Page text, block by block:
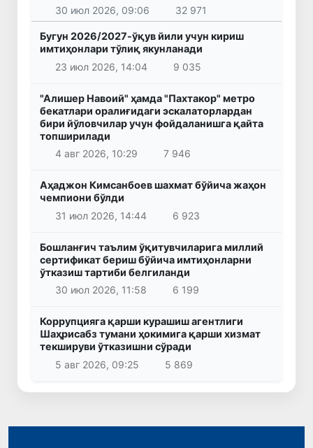
30 июл 2026, 09:06 32 971
Бугун 2026/2027-ўқув йили учун кириш
имтиҳонлари тўлиқ якунланади
23 июл 2026, 14:04
9 035
"Алишер Навоий" ҳамда "Пахтакор" метро
бекатлари оралиғидаги эскалаторлардан
бири йўловчилар учун фойдаланишга қайта
топширилади
4 авг 2026, 10:29
7 946
Аҳаджон Кимсанбоев шахмат бўйича жаҳон
чемпиони бўлди
31 июл 2026, 14:44
6 923
Бошланғич таълим ўқитувчиларига миллий
сертификат бериш бўйича имтиҳонларни
ўтказиш тартиби белгиланди
30 июл 2026, 11:58
6 199
Коррупцияга қарши курашиш агентлиги
Шаҳрисабз тумани ҳокимига қарши хизмат
текшируви ўтказишни сўради
5 авг 2026, 09:25
5 869